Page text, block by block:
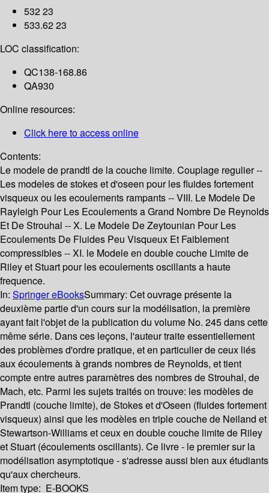
532 23
533.62 23
LOC classification:
QC138-168.86
QA930
Online resources:
Click here to access online
Contents:
Le modele de prandtl de la couche limite. Couplage regulier --
Les modeles de stokes et d'oseen pour les fluides fortement
visqueux ou les ecoulements rampants -- VIII. Le Modele De
Rayleigh Pour Les Ecoulements a Grand Nombre De Reynolds
Et De Strouhal -- X. Le Modele De Zeytounian Pour Les
Ecoulements De Fluides Peu Visqueux Et Faiblement
compressibles -- XI. le Modele en double couche Limite de
Riley et Stuart pour les ecoulements oscillants a haute
frequence.
In: Springer eBooksSummary: Cet ouvrage présente la
deuxième partie d'un cours sur la modélisation, la première
ayant fait l'objet de la publication du volume No. 245 dans cette
même série. Dans ces leçons, l'auteur traite essentiellement
des problèmes d'ordre pratique, et en particulier de ceux liés
aux écoulements à grands nombres de Reynolds, et tient
compte entre autres paramètres des nombres de Strouhal, de
Mach, etc. Parmi les sujets traités on trouve: les modèles de
Prandtl (couche limite), de Stokes et d'Oseen (fluides fortement
visqueux) ainsi que les modèles en triple couche de Neiland et
Stewartson-Williams et ceux en double couche limite de Riley
et Stuart (écoulements oscillants). Ce livre - le premier sur la
modélisation asymptotique - s'adresse aussi bien aux étudiants
qu'aux chercheurs.
Item type: E-BOOKS